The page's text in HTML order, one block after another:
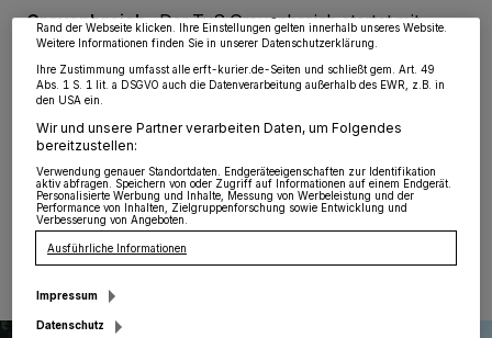
Grevenbroich·Der TuS Grevenbroich startet mit
„Schlossstadt Girls United“ eine neue Initiative zum
Aufbau des Mädchen- und Frauenfußballs. Gesucht
werden fußballbegeisterte Mädchen und Frauen, die
Lust haben, gemeinsam auf dem Platz zu stehen – egal
ob Anfängerin oder Fortgeschrittene.
19.06.2026 , 11:34 Uhr
widerrufen, indem Sie auf den Link Einstellungen oder Ablehnen am unteren
Rand der Webseite klicken. Ihre Einstellungen gelten innerhalb unseres Website.
Weitere Informationen finden Sie in unserer Datenschutzerklärung.
Ihre Zustimmung umfasst alle erft-kurier.de-Seiten und schließt gem. Art. 49
Abs. 1 S. 1 lit. a DSGVO auch die Datenverarbeitung außerhalb des EWR, z.B. in
den USA ein.
Wir und unsere Partner verarbeiten Daten, um Folgendes
bereitzustellen:
Verwendung genauer Standortdaten. Endgeräteeigenschaften zur Identifikation
aktiv abfragen. Speichern von oder Zugriff auf Informationen auf einem Endgerät.
Personalisierte Werbung und Inhalte, Messung von Werbeleistung und der
Performance von Inhalten, Zielgruppenforschung sowie Entwicklung und
Verbesserung von Angeboten.
Ausführliche Informationen
Impressum
Datenschutz